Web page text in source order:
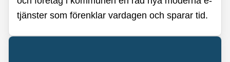
tjänster som förenklar vardagen och sparar tid.